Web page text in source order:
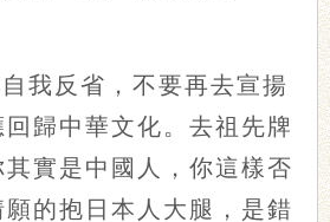
我反省，不要再去宣揚
回歸中華文化。去祖先牌
實是中國人，你這樣否
的抱日本人大腿，是錯